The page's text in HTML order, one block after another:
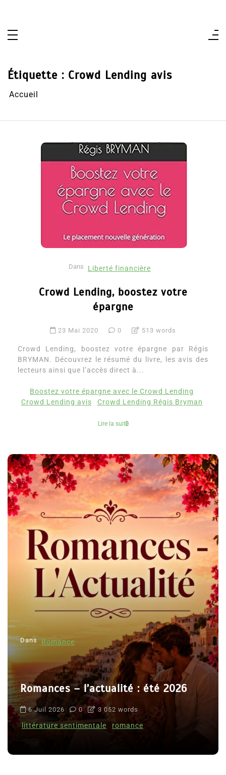
Étiquette : Crowd Lending avis
Accueil
Dans Liberté financière
Crowd Lending, boostez votre
épargne
23 Mai 2020 0 513 words
Crowd Lending, boostez votre épargne par Régis
BRYMAN. Découvrez le résumé du livre, les avis des
lecteurs ainsi que l’accès direct à...
Boostez votre épargne avec le Crowd Lending
Crowd Lending avis
Crowd Lending Régis Bryman
Lire la suite
Dans Romance
Romances – l’actualité : été 2026
6 Juil 2026 0 3 052 words
littérature sentimentale romance